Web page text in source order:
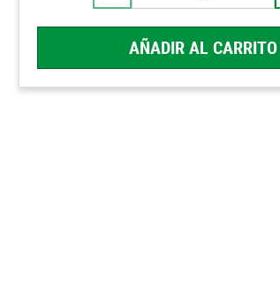
AÑADIR AL CARRITO